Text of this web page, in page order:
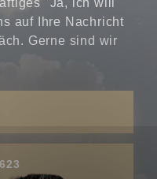
"Ja, ich will
auf Ihre Nachricht
Gerne sind wir